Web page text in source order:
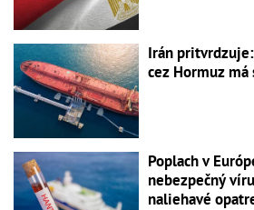
Irán
cez Hormuz
Poplach v
nebezpečný
naliehavé